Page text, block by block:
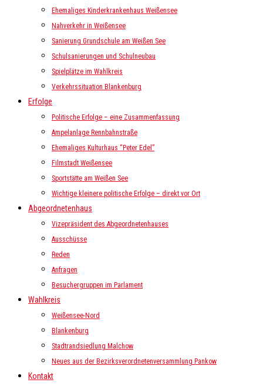
Ehemaliges Kinderkrankenhaus Weißensee
Nahverkehr in Weißensee
Sanierung Grundschule am Weißen See
Schulsanierungen und Schulneubau
Spielplätze im Wahlkreis
Verkehrssituation Blankenburg
Erfolge
Politische Erfolge – eine Zusammenfassung
Ampelanlage Rennbahnstraße
Ehemaliges Kulturhaus “Peter Edel”
Filmstadt Weißensee
Sportstätte am Weißen See
Wichtige kleinere politische Erfolge – direkt vor Ort
Abgeordnetenhaus
Vizepräsident des Abgeordnetenhauses
Ausschüsse
Reden
Anfragen
Besuchergruppen im Parlament
Wahlkreis
Weißensee-Nord
Blankenburg
Stadtrandsiedlung Malchow
Neues aus der Bezirksverordnetenversammlung Pankow
Kontakt